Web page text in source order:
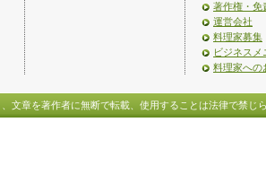
著作権・免
運営会社
料理家募集
ビジネスメ
料理家への
文章を著作者に無断で転載、使用することは法律で禁じ